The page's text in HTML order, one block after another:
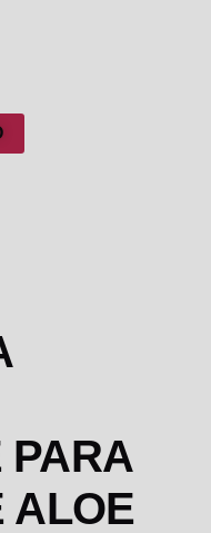
PARA
ALOE